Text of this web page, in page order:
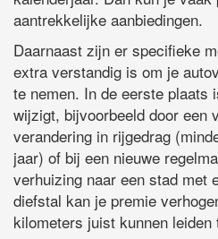
aantrekkelijke aanbiedingen.
Daarnaast zijn er specifieke
extra verstandig is om je
te nemen. In de eerste plaats
wijzigt, bijvoorbeeld door een
verandering in rijgedrag
jaar) of bij een nieuwe
verhuizing naar een stad met
diefstal kan je premie
kilometers juist kunnen